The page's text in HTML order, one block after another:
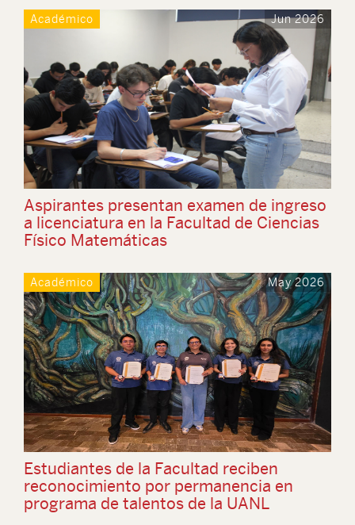
Académico Jun 2026
Aspirantes presentan examen de ingreso
a licenciatura en la Facultad de Ciencias
Físico Matemáticas
Académico May 2026
Estudiantes de la Facultad reciben
reconocimiento por permanencia en
programa de talentos de la UANL